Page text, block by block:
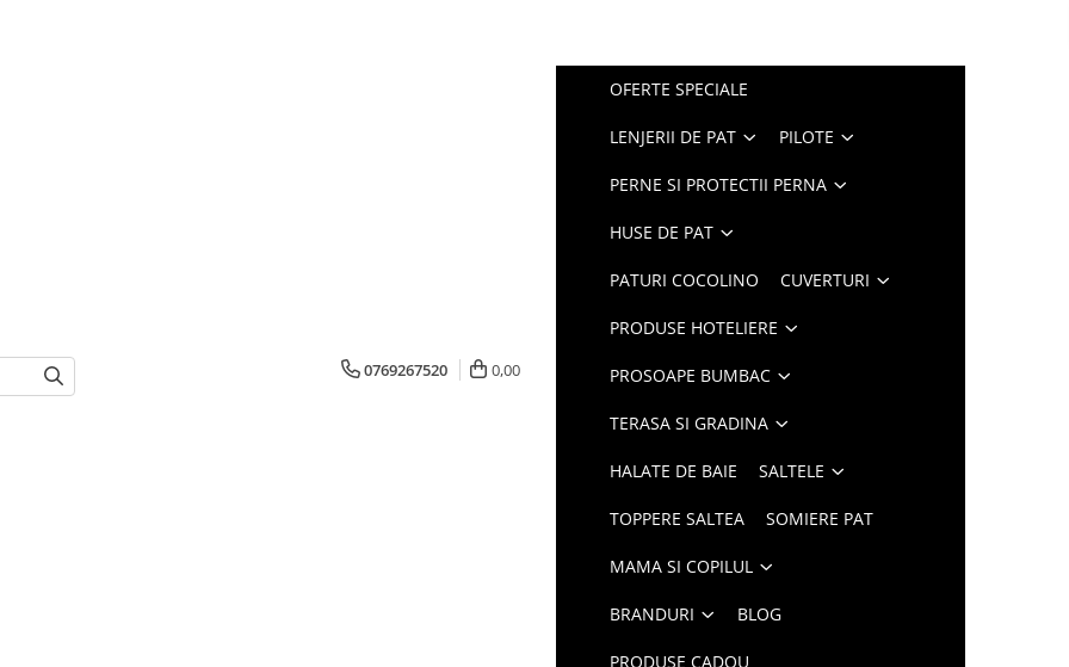
0769267520 0,00
OFERTE SPECIALE
LENJERII DE PAT PILOTE
PERNE SI PROTECTII PERNA
HUSE DE PAT
PATURI COCOLINO CUVERTURI
PRODUSE HOTELIERE
PROSOAPE BUMBAC
TERASA SI GRADINA
HALATE DE BAIE SALTELE
TOPPERE SALTEA SOMIERE PAT
MAMA SI COPILUL
BRANDURI BLOG
PRODUSE CADOU